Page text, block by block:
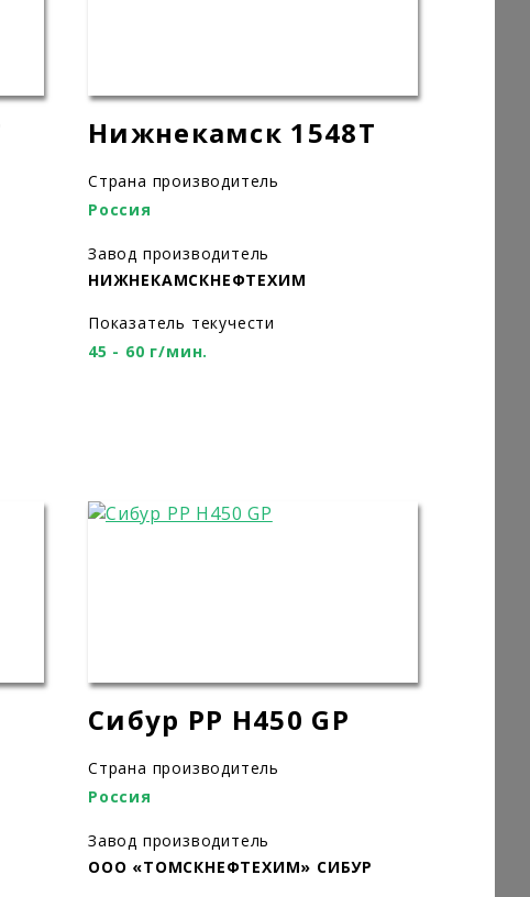
Нижнекамск 1548T
Страна производитель
Россия
Завод производитель
НИЖНЕКАМСКНЕФТЕХИМ
Показатель текучести
45 - 60 г/мин.
Сибур PP H450 GP
Страна производитель
Россия
Завод производитель
ООО «ТОМСКНЕФТЕХИМ» СИБУР